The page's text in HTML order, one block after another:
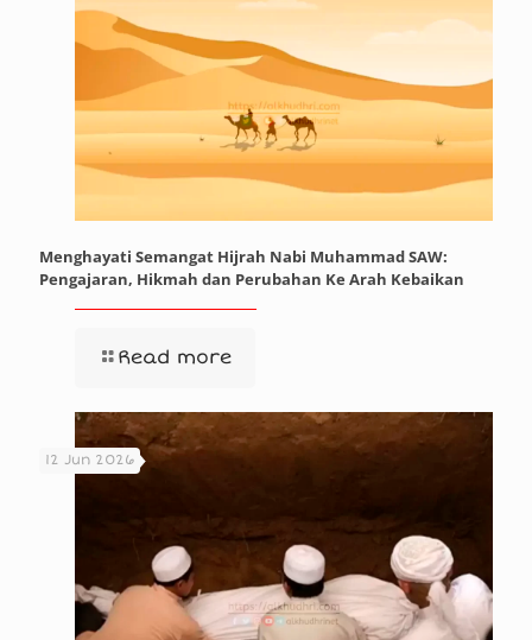
Menghayati Semangat Hijrah Nabi Muhammad SAW:
Pengajaran, Hikmah dan Perubahan Ke Arah Kebaikan
Read more
12 Jun 2026